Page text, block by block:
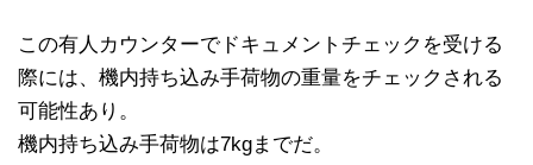
この有人カウンターでドキュメントチェックを受ける
際には、機内持ち込み手荷物の重量をチェックされる
可能性あり。
機内持ち込み手荷物は7kgまでだ。